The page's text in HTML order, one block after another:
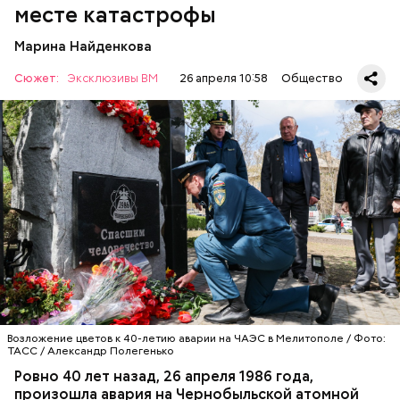
месте катастрофы
Марина Найденкова
Сюжет: Эксклюзивы ВМ 26 апреля 10:58 Общество
Возложение цветов к 40-летию аварии на ЧАЭС в Мелитополе / Фото:
ТАСС / Александр Полегенько
Ровно 40 лет назад, 26 апреля 1986 года,
произошла авария на Чернобыльской атомной
Специалист гражданской обороны Московского
авиацентра Владимир Макеев в 1986 году служил в
Киеве в отдельном механизированном полку
гражданской обороны. На тот момент, когда
произошла авария на Чернобыльской атомной
станции, ему было 26 лет.
АВАРИИ ЧЕРНОБЫЛЬ ИСТОРИЯ
Как гласит предание, совершая паломничество в
А еще, удержав меч палача, святой Николай спас от
смерти трех мужей, невинно осужденных
корыстолюбивым градоначальником.